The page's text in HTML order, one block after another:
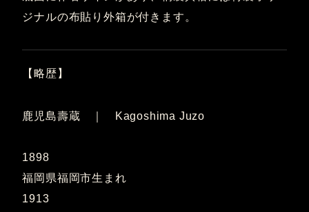
ジナルの布貼り外箱が付きます。
【略歴】
鹿児島壽蔵 ｜ Kagoshima Juzo
1898
福岡県福岡市生まれ
1913